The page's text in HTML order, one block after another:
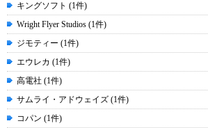
キングソフト (1件)
Wright Flyer Studios (1件)
ジモティー (1件)
エウレカ (1件)
高電社 (1件)
サムライ・アドウェイズ (1件)
コパン (1件)